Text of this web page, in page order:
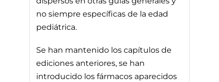
no siempre específicas de la edad
pediátrica.
Se han mantenido los capítulos de
ediciones anteriores, se han
introducido los fármacos aparecidos